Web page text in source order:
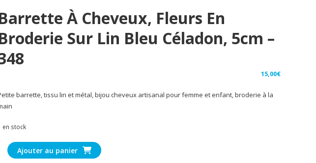
À Cheveux, Fleurs En
Sur Lin Bleu Céladon, 5cm –
15,00€
barrette, tissu lin et métal, bijou cheveux artisanal pour femme et enfant, broderie à la
en stock
quantitéAjouter au panier